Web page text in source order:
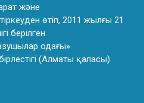
және
өтiп, 2011 жылғы 21
берiлген.
одағы»
(Алматы қаласы)